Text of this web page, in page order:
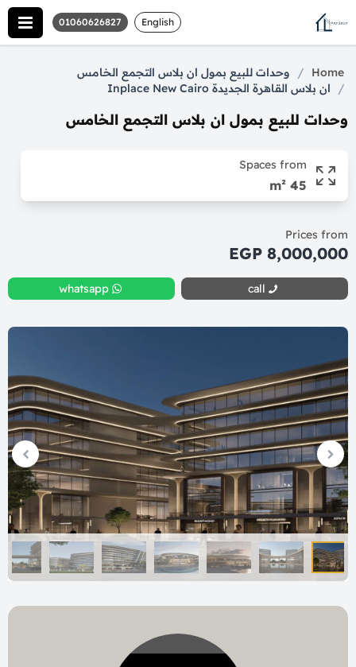
English
01060626827
Home
/ وحدات للبيع بمول ان بلاس التجمع الخامس
/ ان بلاس القاهرة الجديدة Inplace New Cairo
وحدات للبيع بمول ان بلاس التجمع الخامس
Spaces from
45 m²
Prices from
8,000,000 EGP
call
whatsapp